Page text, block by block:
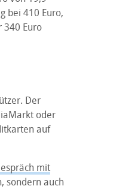
bei 410 Euro,
340 Euro
Der
oder
auf
mit
sondern auch